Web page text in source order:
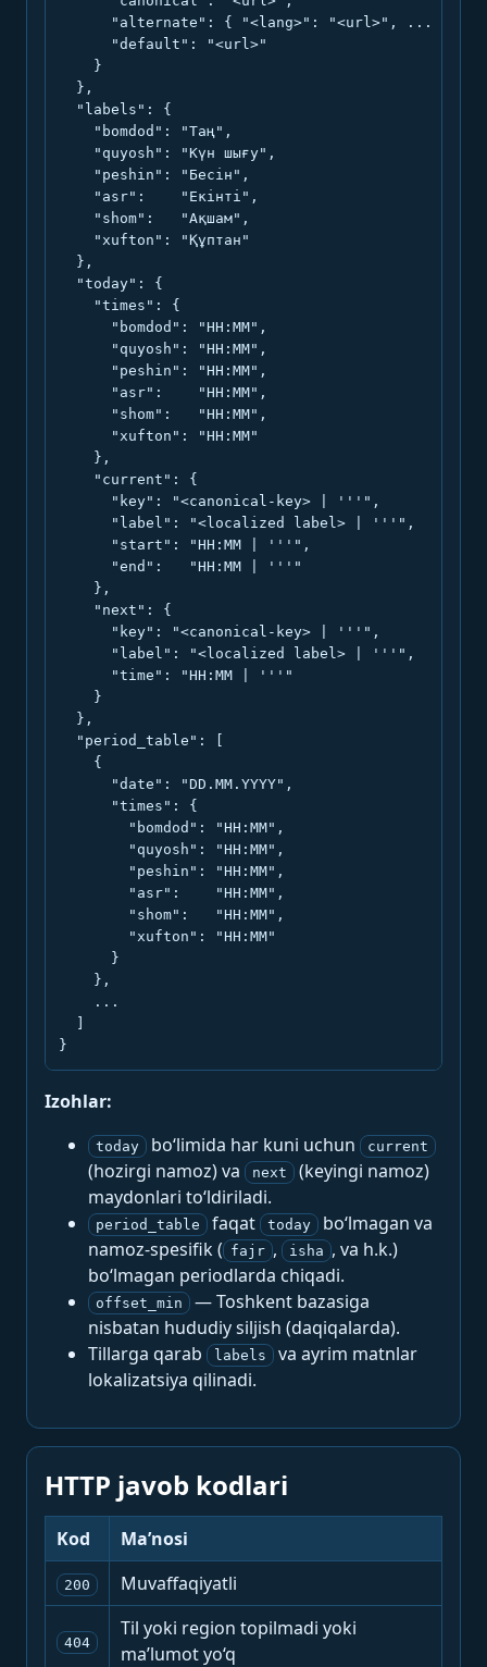
      "alternate": { "<lang>": "<url>", ... },
      "default": "<url>"
    }
  },
  "labels": {
    "bomdod": "Таң",
    "quyosh": "Күн шығу",
    "peshin": "Бесін",
    "asr":    "Екінті",
    "shom":   "Ақшам",
    "xufton": "Құптан"
  },
  "today": {
    "times": {
      "bomdod": "HH:MM",
      "quyosh": "HH:MM",
      "peshin": "HH:MM",
      "asr":    "HH:MM",
      "shom":   "HH:MM",
      "xufton": "HH:MM"
    },
    "current": {
      "key": "<canonical-key> | '''",
      "label": "<localized label> | '''",
      "start": "HH:MM | '''",
      "end":   "HH:MM | '''"
    },
    "next": {
      "key": "<canonical-key> | '''",
      "label": "<localized label> | '''",
      "time": "HH:MM | '''"
    }
  },
  "period_table": [
    {
      "date": "DD.MM.YYYY",
      "times": {
        "bomdod": "HH:MM",
        "quyosh": "HH:MM",
        "peshin": "HH:MM",
        "asr":    "HH:MM",
        "shom":   "HH:MM",
        "xufton": "HH:MM"
      }
    },
    ...
}
Izohlar:
today bo‘limida har kuni uchun current
(hozirgi namoz) va next
(keyingi namoz)
maydonlari to‘ldiriladi.
period_table faqat today
bo‘lmagan va
namoz-spesifik ( fajr , isha , va h.k.)
bo‘lmagan periodlarda chiqadi.
offset_min
— Toshkent bazasiga
nisbatan hududiy siljish (daqiqalarda).
Tillarga qarab
labels
va ayrim matnlar
lokalizatsiya qilinadi.
HTTP javob kodlari
Kod Ma’nosi
200 Muvaffaqiyatli
404
Til yoki region topilmadi yoki
ma’lumot yo‘q